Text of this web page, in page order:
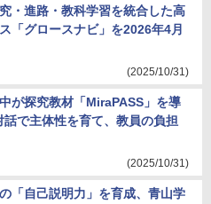
・進路・教科学習を統合した高
「グロースナビ」を2026年4月
(2025/10/31)
が探究教材「MiraPASS」を導
で主体性を育て、教員の負担
(2025/10/31)
「自己説明力」を育成、青山学